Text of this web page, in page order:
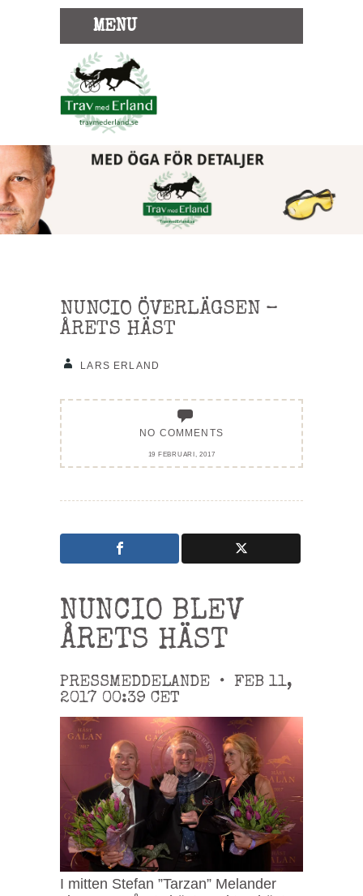
MENU
NUNCIO ÖVERLÄGSEN –
ÅRETS HÄST
LARS ERLAND
NO COMMENTS
19 FEBRUARI, 2017
NUNCIO BLEV
ÅRETS HÄST
PRESSMEDDELANDE • FEB 11,
2017 00:39 CET
I mitten Stefan ”Tarzan” Melander